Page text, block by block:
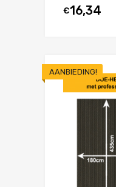
€16,34
AANBIEDING!